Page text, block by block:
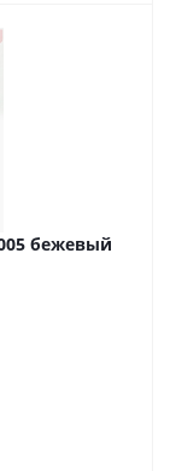
бежевый